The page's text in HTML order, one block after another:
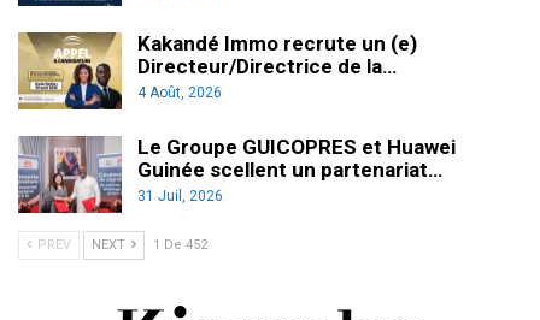
Kakandé Immo recrute un (e)
Directeur/Directrice de la…
4 Août, 2026
Le Groupe GUICOPRES et Huawei
Guinée scellent un partenariat…
31 Juil, 2026
PREV NEXT 1 De 452